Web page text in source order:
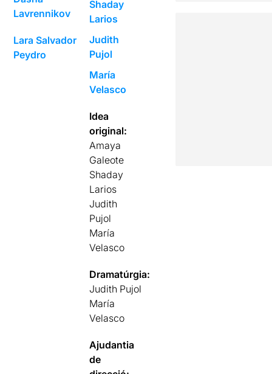
Lavrennikov
Lara Salvador
Peydro
Shaday
Larios
Judith
Pujol
María
Velasco
Idea
original:
Amaya
Galeote
Shaday
Larios
Judith
Pujol
María
Velasco
Dramatúrgia:
Judith Pujol
María
Velasco
Ajudantia
de